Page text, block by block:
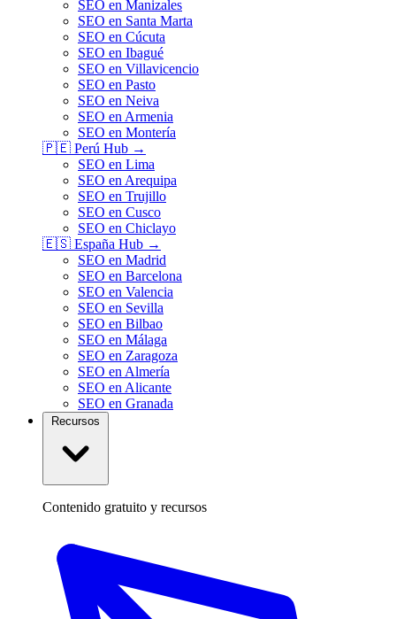
SEO en Manizales
SEO en Santa Marta
SEO en Cúcuta
SEO en Ibagué
SEO en Villavicencio
SEO en Pasto
SEO en Neiva
SEO en Armenia
SEO en Montería
🇵🇪 Perú Hub →
SEO en Lima
SEO en Arequipa
SEO en Trujillo
SEO en Cusco
SEO en Chiclayo
🇪🇸 España Hub →
SEO en Madrid
SEO en Barcelona
SEO en Valencia
SEO en Sevilla
SEO en Bilbao
SEO en Málaga
SEO en Zaragoza
SEO en Almería
SEO en Alicante
SEO en Granada
Contenido gratuito y recursos